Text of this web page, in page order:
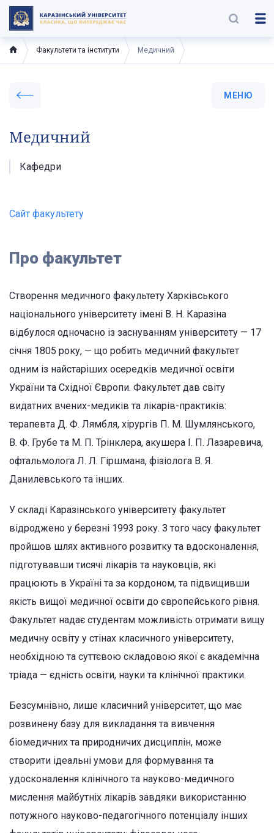
Факультети та інститути Медичний
МЕНЮ
Медичний
Кафедри
Cайт факультету
Про факультет
Створення медичного факультету Харківського
національного університету імені В. Н. Каразіна
відбулося одночасно із заснуванням університету — 17
січня 1805 року, — що робить медичний факультет
одним із найстаріших осередків медичної освіти
України та Східної Європи. Факультет дав світу
видатних вчених-медиків та лікарів-практиків:
терапевта Д. Ф. Лямбля, хірургів П. М. Шумлянського,
В. Ф. Грубе та М. П. Трінклера, акушера І. П. Лазаревича,
офтальмолога Л. Л. Гіршмана, фізіолога В. Я.
Данилевського та інших.
У складі Каразінського університету факультет
відроджено у березні 1993 року. З того часу факультет
пройшов шлях активного розвитку та вдосконалення,
підготувавши тисячі лікарів та науковців, які
працюють в Україні та за кордоном, та підвищивши
якість вищої медичної освіти до європейського рівня.
Факультет надає студентам можливість отримати вищу
медичну освіту у стінах класичного університету,
необхідною та суттєвою складовою якої є академічна
тріада — єдність освіти, науки та клінічної практики.
Безсумнівно, лише класичний університет, що має
розвинену базу для викладання та вивчення
біомедичних та природничих дисциплін, може
створити ідеальні умови для формування та
удосконалення клінічного та науково-медичного
мислення майбутніх лікарів завдяки використанню
потужного науково-педагогічного потенціалу інших